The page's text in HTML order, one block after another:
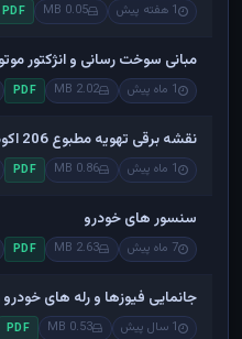
1 هفته پیش 0.05 MB
PDF
مبانی سوخت رسانی و انژکتور
1 ماه پیش 2.02 MB
PDF
نقشه برقی تهویه مطبوع 206 اکوماکس با ایسیو MAW
1 ماه پیش 0.86 MB
PDF
سنسور های خودرو
7 ماه پیش 2.63 MB
PDF
جانمایی فیوزها و رله های خودرو
1 سال پیش 0.53 MB
PDF